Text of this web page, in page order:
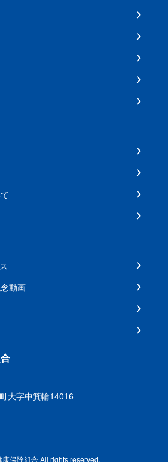
動画
大字中箕輪14016
保険組合 All rights reserved.